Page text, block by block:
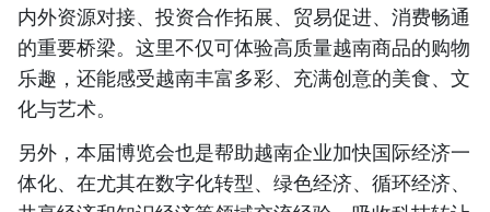
内外资源对接、投资合作拓展、贸易促进、消费畅通
的重要桥梁。这里不仅可体验高质量越南商品的购物
乐趣，还能感受越南丰富多彩、充满创意的美食、文
化与艺术。
另外，本届博览会也是帮助越南企业加快国际经济一
体化、在尤其在数字化转型、绿色经济、循环经济、